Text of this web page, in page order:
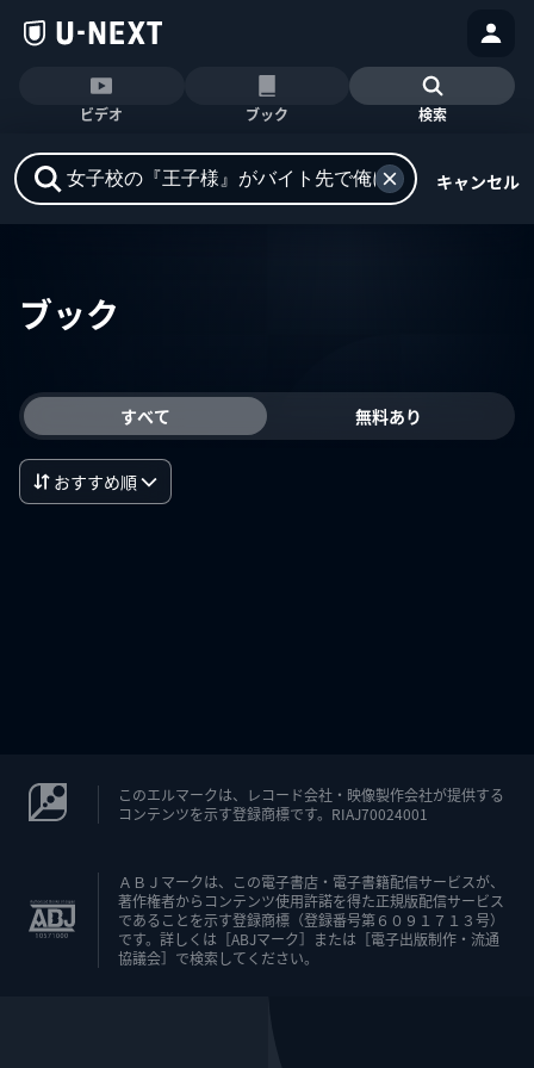
ビデオ ブック 検索
キャンセル
ブック
すべて 無料あり
おすすめ順
このエルマークは、レコード会社・映像製作会社が提供する
コンテンツを示す登録商標です。RIAJ70024001
ＡＢＪマークは、この電子書店・電子書籍配信サービスが、
著作権者からコンテンツ使用許諾を得た正規版配信サービス
であることを示す登録商標（登録番号第６０９１７１３号）
です。詳しくは［ABJマーク］または［電子出版制作・流通
協議会］で検索してください。